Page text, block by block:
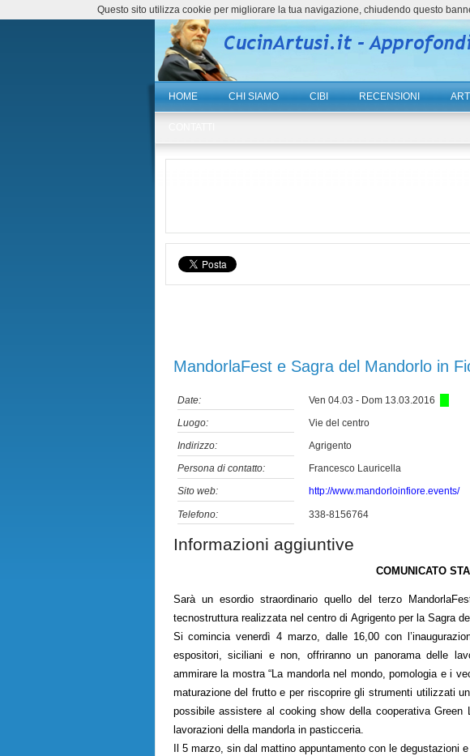
HOME CHI SIAMO CIBI RECENSIONI
MandorlaFest e Sagra del Mandorlo in
Date: Ven 04.03 - Dom 13.03.2016
Luogo: Vie del centro
Indirizzo: Agrigento
Persona di contatto: Francesco Lauricella
Sito web: http://www.mandorloinfiore.events/
Telefono: 338-8156764
Informazioni aggiuntive
COMUNICATO
Sarà un esordio straordinario quello del terzo
tecnostruttura realizzata nel centro di Agrigentoper la Sagra
Si cominciavenerdì 4 marzo, dalle 16,00 con
espositori, siciliani e non, offriranno un panorama delle
ammirare la mostra “La mandorla nel mondo, pomologia e i
maturazione del frutto e per riscoprire gli strumenti utilizzati
possibile assistere al cooking show della cooperativa
lavorazioni della mandorla in pasticceria.
5 marzo, sin dal mattino appuntamento con le
Questo sito utilizza cookie per migliorare la tua navigazione, chiudendo questo